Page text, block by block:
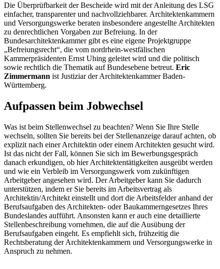
Die Überprüfbarkeit der Bescheide wird mit der Anleitung des LSG
einfacher, transparenter und nachvollziehbarer. Architektenkammern
und Versorgungswerke beraten insbesondere angestellte Architekten
zu denrechtlichen Vorgaben zur Befreiung. In der
Bundesarchitektenkammer gibt es eine eigene Projektgruppe
„Befreiungsrecht“, die vom nordrhein-westfälischen
Kammerpräsidenten Ernst Uhing geleitet wird und die politisch
sowie rechtlich die Thematik auf Bundesebene betreut. Eric
Zimmermann ist Justiziar der Architektenkammer Baden-
Württemberg.
Aufpassen beim Jobwechsel
Was ist beim Stellenwechsel zu beachten? Wenn Sie Ihre Stelle
wechseln, sollten Sie bereits bei der Stellenanzeige darauf achten, ob
explizit nach einer Architektin oder einem Architekten gesucht wird.
Ist das nicht der Fall, können Sie sich im Bewerbungsgespräch
danach erkundigen, ob hier Architektentätigkeiten ausgeübt werden
und wie ein Verbleib im Versorgungswerk vom zukünftigen
Arbeitgeber angesehen wird. Der Arbeitgeber kann Sie dadurch
unterstützen, indem er Sie bereits im Arbeitsvertrag als
Architektin/Architekt einstellt und dort die Arbeitsfelder anhand der
Berufsaufgaben des Architekten- oder Baukammerngesetzes Ihres
Bundeslandes aufführt. Ansonsten kann er auch eine detaillierte
Stellenbeschreibung vornehmen, die auf die Ausübung der
Berufsaufgaben eingeht. Es empfiehlt sich, frühzeitig die
Rechtsberatung der Architektenkammern und Versorgungswerke in
Anspruch zu nehmen.